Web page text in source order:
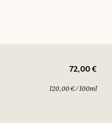
72,00 €
120,00 € / 100ml